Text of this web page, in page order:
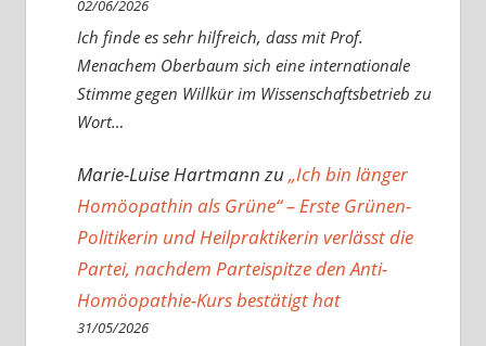
02/06/2026
Ich finde es sehr hilfreich, dass mit Prof.
Menachem Oberbaum sich eine internationale
Stimme gegen Willkür im Wissenschaftsbetrieb zu
Wort…
Marie-Luise Hartmannzu„Ich bin länger
Homöopathin als Grüne“ – Erste Grünen-
Politikerin und Heilpraktikerin verlässt die
Partei, nachdem Parteispitze den Anti-
Homöopathie-Kurs bestätigt hat
31/05/2026